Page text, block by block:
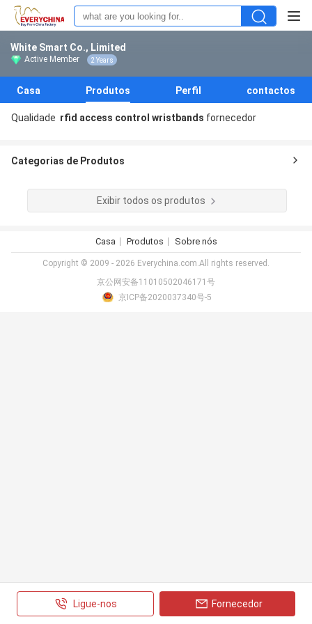
White Smart Co., Limited
Active Member 2 Years
Casa Produtos Perfil contactos
Qualidade rfid access control wristbands fornecedor
Categorias de Produtos
Exibir todos os produtos
Ligue-nos Fornecedor
Casa Produtos Sobre nós
Copyright © 2009 - 2026 Everychina.com.All rights reserved.
京公网安备11010502046171号
京ICP备2020037340号-5